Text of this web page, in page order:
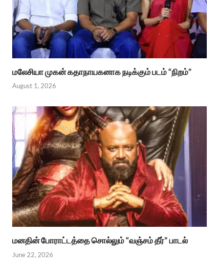
மலேசியா முகன் கதாநாயகனாக நடிக்கும் படம் “நிறம்”
August 1, 2026
மனதின் போராட்டத்தை சொல்லும் “வஞ்சம் தீர்” பாடல்
June 22, 2026